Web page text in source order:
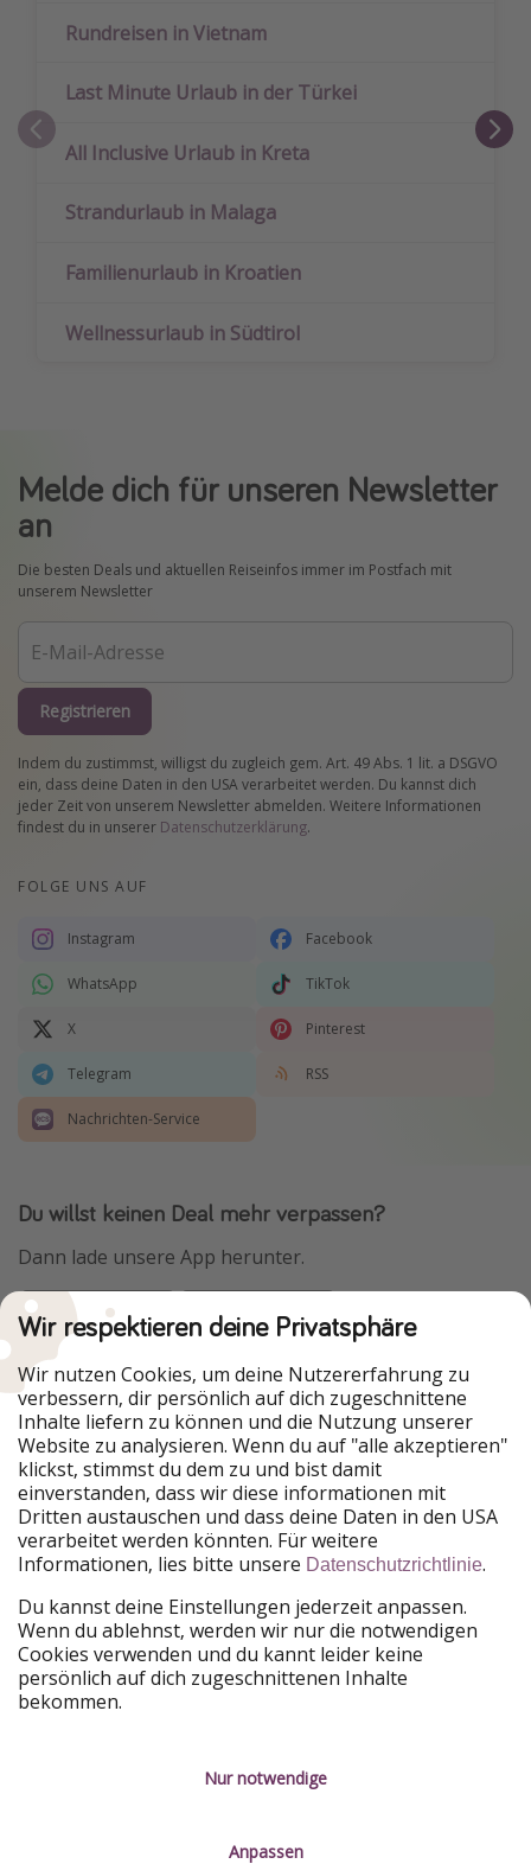
Rundreisen in Vietnam
Last Minute Urlaub in der Türkei
All Inclusive Urlaub in Kreta
Strandurlaub in Malaga
Familienurlaub in Kroatien
Wellnessurlaub in Südtirol
Melde dich für unseren Newsletter
an
Die besten Deals und aktuellen Reiseinfos immer im Postfach mit
unserem Newsletter
Registrieren
Indem du zustimmst, willigst du zugleich gem. Art. 49 Abs. 1 lit. a DSGVO
ein, dass deine Daten in den USA verarbeitet werden. Du kannst dich
jeder Zeit von unserem Newsletter abmelden. Weitere Informationen
findest du in unserer Datenschutzerklärung.
FOLGE UNS AUF
Instagram Facebook
WhatsApp TikTok
X Pinterest
Telegram RSS
Nachrichten-Service
Du willst keinen Deal mehr verpassen?
Dann lade unsere App herunter.
Urlaubspiraten ist Teil der HolidayPirates Group
Unsere Märkte
PiratinViaggio
HolidayPirates
VakantiePiraten
WakacyjniPiraci
VoyagesPirates
Ferienpiraten
Urlaubspiraten
ViajerosPiratas
TravelPirates
HolidayPirates Group
Lerne uns kennen
Über uns
Rechtliches
Kontakt
Wir respektieren deine Privatsphäre
Wir nutzen Cookies, um deine Nutzererfahrung zu
verbessern, dir persönlich auf dich zugeschnittene
Inhalte liefern zu können und die Nutzung unserer
Website zu analysieren. Wenn du auf "alle akzeptieren"
klickst, stimmst du dem zu und bist damit
einverstanden, dass wir diese informationen mit
Dritten austauschen und dass deine Daten in den USA
verarbeitet werden könnten. Für weitere
Informationen, lies bitte unsere Datenschutzrichtlinie.
Du kannst deine Einstellungen jederzeit anpassen.
Wenn du ablehnst, werden wir nur die notwendigen
Cookies verwenden und du kannt leider keine
persönlich auf dich zugeschnittenen Inhalte
bekommen.
Nur notwendige
Anpassen